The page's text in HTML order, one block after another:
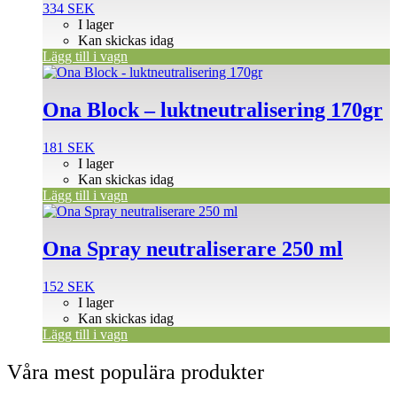
334 SEK
I lager
Kan skickas idag
Lägg till i vagn
Ona Block – luktneutralisering 170gr
181 SEK
I lager
Kan skickas idag
Lägg till i vagn
Ona Spray neutraliserare 250 ml
152 SEK
I lager
Kan skickas idag
Lägg till i vagn
Våra mest populära produkter